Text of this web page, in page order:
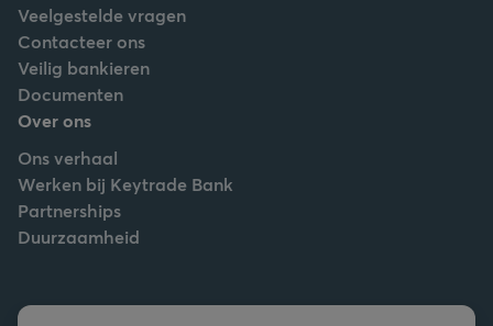
Veelgestelde vragen
Contacteer ons
Veilig bankieren
Documenten
Over ons
Ons verhaal
Werken bij Keytrade Bank
Partnerships
Duurzaamheid